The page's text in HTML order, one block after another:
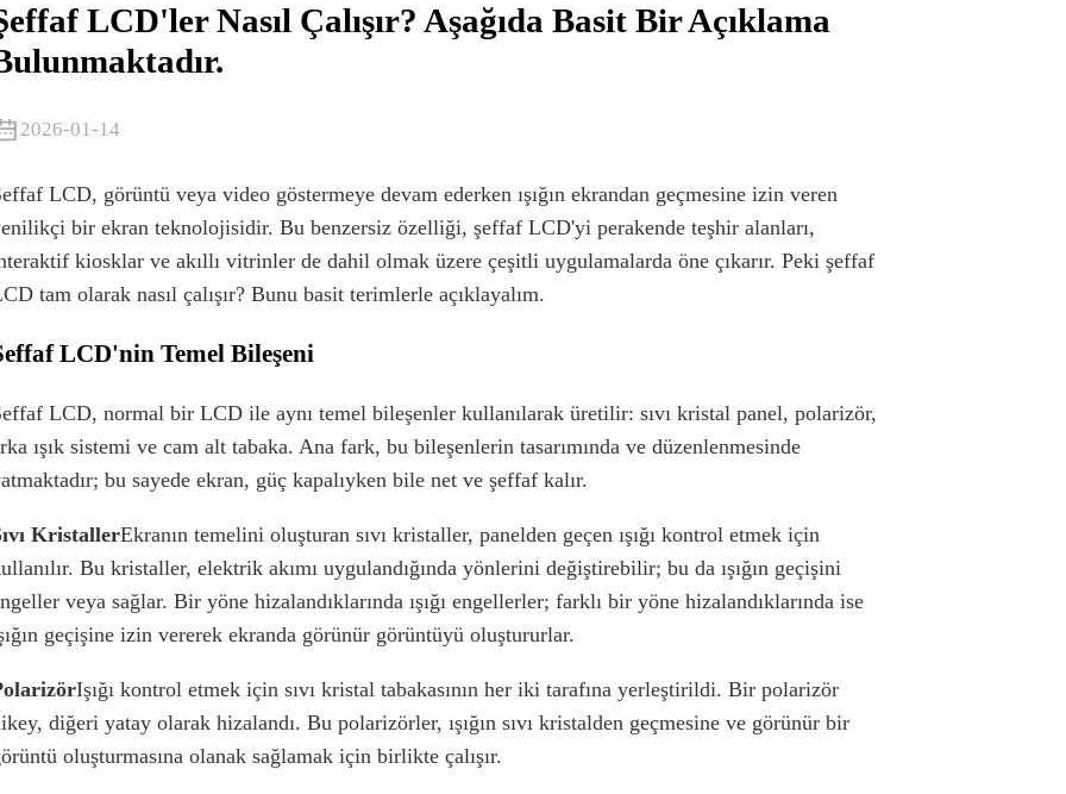
LCD'ler Nasıl Çalışır? Aşağıda Basit Bir Açıklama
2026-01-14
LCD, görüntü veya video göstermeye devam ederken ışığın ekrandan geçmesine izin veren
bir ekran teknolojisidir. Bu benzersiz özelliği, şeffaf LCD'yi perakende teşhir alanları,
kiosklar ve akıllı vitrinler de dahil olmak üzere çeşitli uygulamalarda öne çıkarır. Peki şeffaf
tam olarak nasıl çalışır? Bunu basit terimlerle açıklayalım.
LCD'nin Temel Bileşeni
LCD, normal bir LCD ile aynı temel bileşenler kullanılarak üretilir: sıvı kristal panel, polarizör,
ışık sistemi ve cam alt tabaka. Ana fark, bu bileşenlerin tasarımında ve düzenlenmesinde
bu sayede ekran, güç kapalıyken bile net ve şeffaf kalır.
KristallerEkranın temelini oluşturan sıvı kristaller, panelden geçen ışığı kontrol etmek için
Bu kristaller, elektrik akımı uygulandığında yönlerini değiştirebilir; bu da ışığın geçişini
veya sağlar. Bir yöne hizalandıklarında ışığı engellerler; farklı bir yöne hizalandıklarında ise
geçişine izin vererek ekranda görünür görüntüyü oluştururlar.
Işığı kontrol etmek için sıvı kristal tabakasının her iki tarafına yerleştirildi. Bir polarizör
diğeri yatay olarak hizalandı. Bu polarizörler, ışığın sıvı kristalden geçmesine ve görünür bir
oluşturmasına olanak sağlamak için birlikte çalışır.